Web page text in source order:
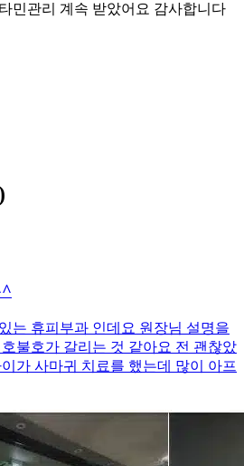
민관리 계속 받았어요 감사합니다
는 휴피부과 인데요 원장님 설명을
불호가 갈리는 것 같아요 전 괜찮았
가 사마귀 치료를 했는데 많이 아프